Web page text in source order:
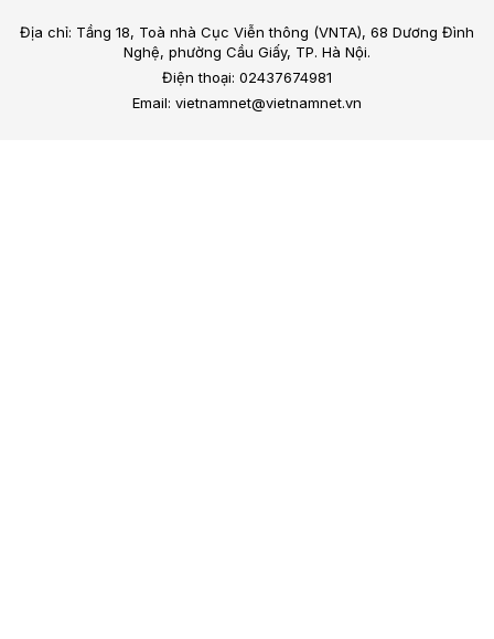
Địa chỉ: Tầng 18, Toà nhà Cục Viễn thông (VNTA), 68 Dương Đình
Nghệ, phường Cầu Giấy, TP. Hà Nội.
Điện thoại: 02437674981
Email: vietnamnet@vietnamnet.vn